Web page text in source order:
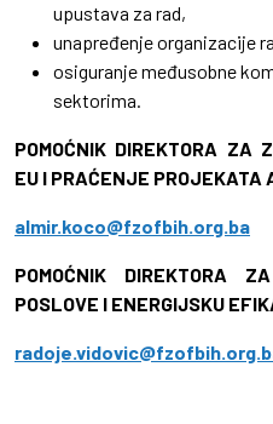
upustava za rad,
unapređenje organizacije
osiguranje međusobne
sektorima.
POMOĆNIK DIREKTORA ZA
EU I PRAĆENJE PROJEKATA
almir.koco@fzofbih.org.ba
POMOĆNIK DIREKTORA
POSLOVE I ENERGIJSKU